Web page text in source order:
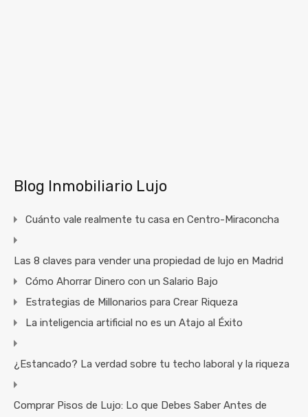
Blog Inmobiliario Lujo
Cuánto vale realmente tu casa en Centro-Miraconcha
Las 8 claves para vender una propiedad de lujo en Madrid
Cómo Ahorrar Dinero con un Salario Bajo
Estrategias de Millonarios para Crear Riqueza
La inteligencia artificial no es un Atajo al Éxito
¿Estancado? La verdad sobre tu techo laboral y la riqueza
Comprar Pisos de Lujo: Lo que Debes Saber Antes de